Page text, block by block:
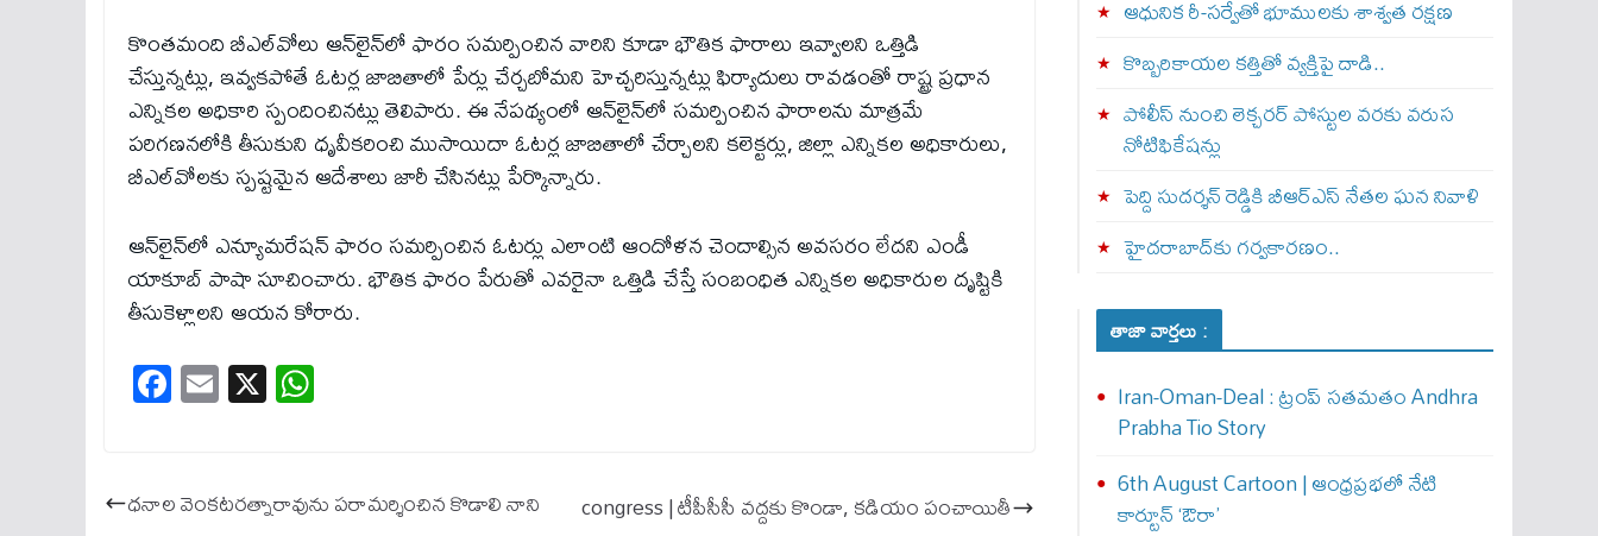
కొంతమంది బీఎల్‌వోలు ఆన్‌లైన్‌లో ఫారం సమర్పించిన వారిని కూడా భౌతిక ఫారాలు ఇవ్వాలని ఒత్తిడి
చేస్తున్నట్లు, ఇవ్వకపోతే ఓటర్ల జాబితాలో పేర్లు చేర్చబోమని హెచ్చరిస్తున్నట్లు ఫిర్యాదులు రావడంతో రాష్ట్ర ప్రధాన
ఎన్నికల అధికారి స్పందించినట్లు తెలిపారు. ఈ నేపథ్యంలో ఆన్‌లైన్‌లో సమర్పించిన ఫారాలను మాత్రమే
పరిగణనలోకి తీసుకుని ధృవీకరించి ముసాయిదా ఓటర్ల జాబితాలో చేర్చాలని కలెక్టర్లు, జిల్లా ఎన్నికల అధికారులు,
బీఎల్‌వోలకు స్పష్టమైన ఆదేశాలు జారీ చేసినట్లు పేర్కొన్నారు.
ఆన్‌లైన్‌లో ఎన్యూమరేషన్ ఫారం సమర్పించిన ఓటర్లు ఎలాంటి ఆందోళన చెందాల్సిన అవసరం లేదని ఎండీ
యాకూబ్ పాషా సూచించారు. భౌతిక ఫారం పేరుతో ఎవరైనా ఒత్తిడి చేస్తే సంబంధిత ఎన్నికల అధికారుల దృష్టికి
తీసుకెళ్లాలని ఆయన కోరారు.
Fa
ce
ok
E
m
X
A
ధనాల వెంకటరత్నారావును పరామర్శించిన కొడాలి నాని congress | టీపీసీసీ వ‌ద్ద‌కు కొండా, క‌డియం పంచాయితీ
ఆధునిక రీ-సర్వేతో భూములకు శాశ్వత రక్షణ
కొబ్బరికాయల కత్తితో వ్యక్తిపై దాడి..
పోలీస్ నుంచి లెక్చరర్ పోస్టుల వరకు వరుస
నోటిఫికేషన్లు
పెద్ది సుదర్శన్ రెడ్డికి బీఆర్‌ఎస్ నేతల ఘన నివాళి
హైదరాబాద్‌కు గర్వకారణం..
తాజా వార్తలు :
Iran-Oman-Deal : ట్రంప్ స‌త‌మ‌తం Andhra
Prabha Tio Story
6th August Cartoon | ఆంధ్రప్రభలో నేటి
కార్టూన్ ‘ఔరా’